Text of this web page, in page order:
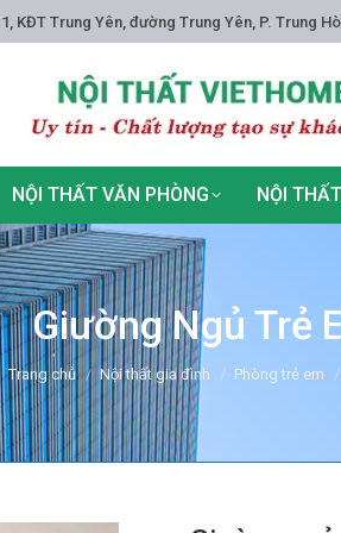
KĐT Trung Yên, đường Trung Yên, P. Trung
NỘI THẤT VĂN PHÒNG NỘI
Giường Ngủ Trẻ
You are here:
Trang chủ Nội thất gia đình Phòng trẻ em